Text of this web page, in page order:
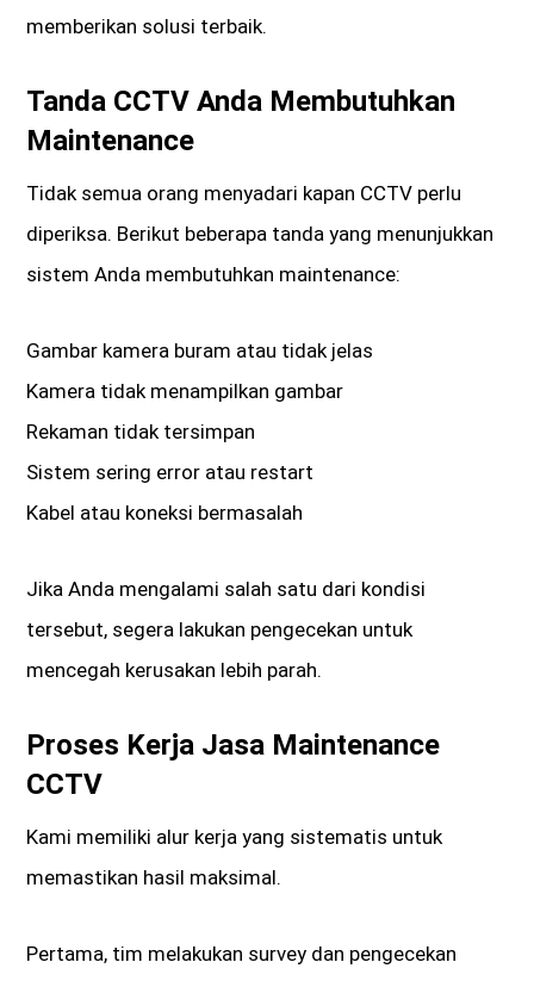
memberikan solusi terbaik.
Tanda CCTV Anda Membutuhkan
Maintenance
Tidak semua orang menyadari kapan CCTV perlu
diperiksa. Berikut beberapa tanda yang menunjukkan
sistem Anda membutuhkan maintenance:
Gambar kamera buram atau tidak jelas
Kamera tidak menampilkan gambar
Rekaman tidak tersimpan
Sistem sering error atau restart
Kabel atau koneksi bermasalah
Jika Anda mengalami salah satu dari kondisi
tersebut, segera lakukan pengecekan untuk
mencegah kerusakan lebih parah.
Proses Kerja Jasa Maintenance
CCTV
Kami memiliki alur kerja yang sistematis untuk
memastikan hasil maksimal.
Pertama, tim melakukan survey dan pengecekan